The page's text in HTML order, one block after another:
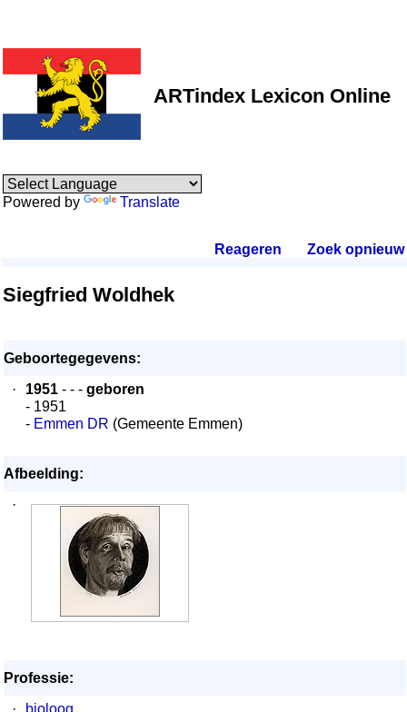
ARTindex Lexicon Online
Powered by Translate
Reageren Zoek opnieuw.
Siegfried Woldhek
Geboortegegevens:
·
1951 - - - geboren
- 1951
- Emmen DR (Gemeente Emmen)
Afbeelding:
·
Professie:
·
bioloog